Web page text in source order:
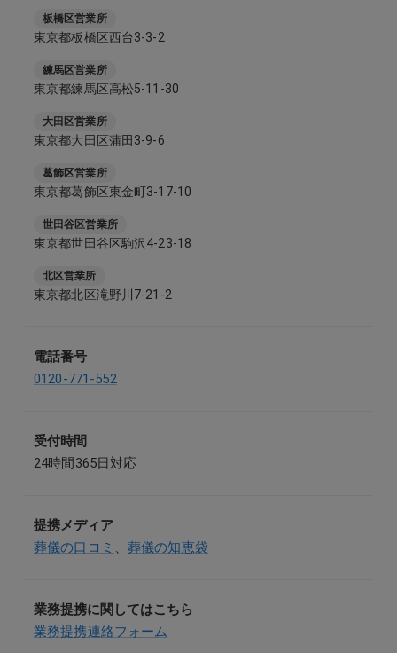
板橋区営業所
東京都板橋区西台3-3-2
練馬区営業所
東京都練馬区高松5-11-30
大田区営業所
東京都大田区蒲田3-9-6
葛飾区営業所
東京都葛飾区東金町3-17-10
世田谷区営業所
東京都世田谷区駒沢4-23-18
北区営業所
東京都北区滝野川7-21-2
電話番号
0120-771-552
受付時間
24時間365日対応
提携メディア
葬儀の口コミ 、葬儀の知恵袋
業務提携に関してはこちら
業務提携連絡フォーム